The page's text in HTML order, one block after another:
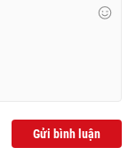
Gửi bình luận